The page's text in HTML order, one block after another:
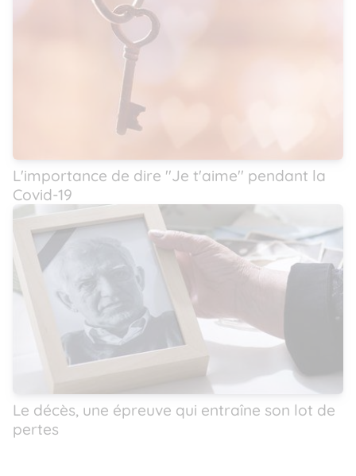
L'importance de dire ''Je t'aime'' pendant la
Covid-19
Le décès, une épreuve qui entraîne son lot de
pertes